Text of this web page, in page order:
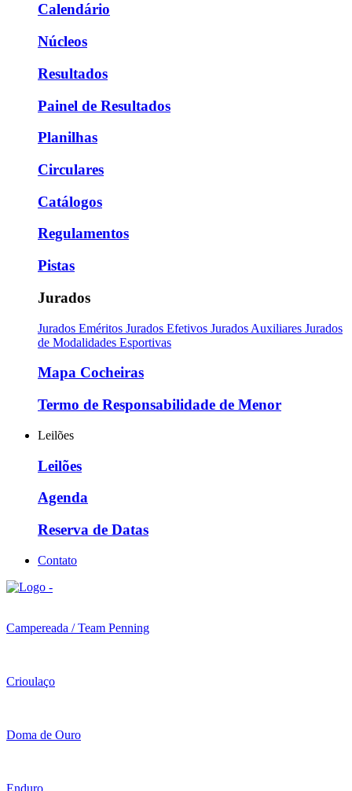
Calendário
Núcleos
Resultados
Painel de Resultados
Planilhas
Circulares
Catálogos
Regulamentos
Pistas
Jurados
Jurados Eméritos Jurados Efetivos Jurados Auxiliares Jurados
de Modalidades Esportivas
Mapa Cocheiras
Termo de Responsabilidade de Menor
Leilões
Leilões
Agenda
Reserva de Datas
Contato
Campereada / Team Penning
Crioulaço
Doma de Ouro
Enduro